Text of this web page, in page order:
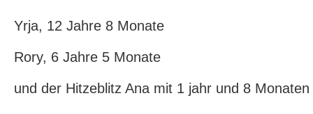
Yrja, 12 Jahre 8 Monate
Rory, 6 Jahre 5 Monate
und der Hitzeblitz Ana mit 1 jahr und 8 Monaten